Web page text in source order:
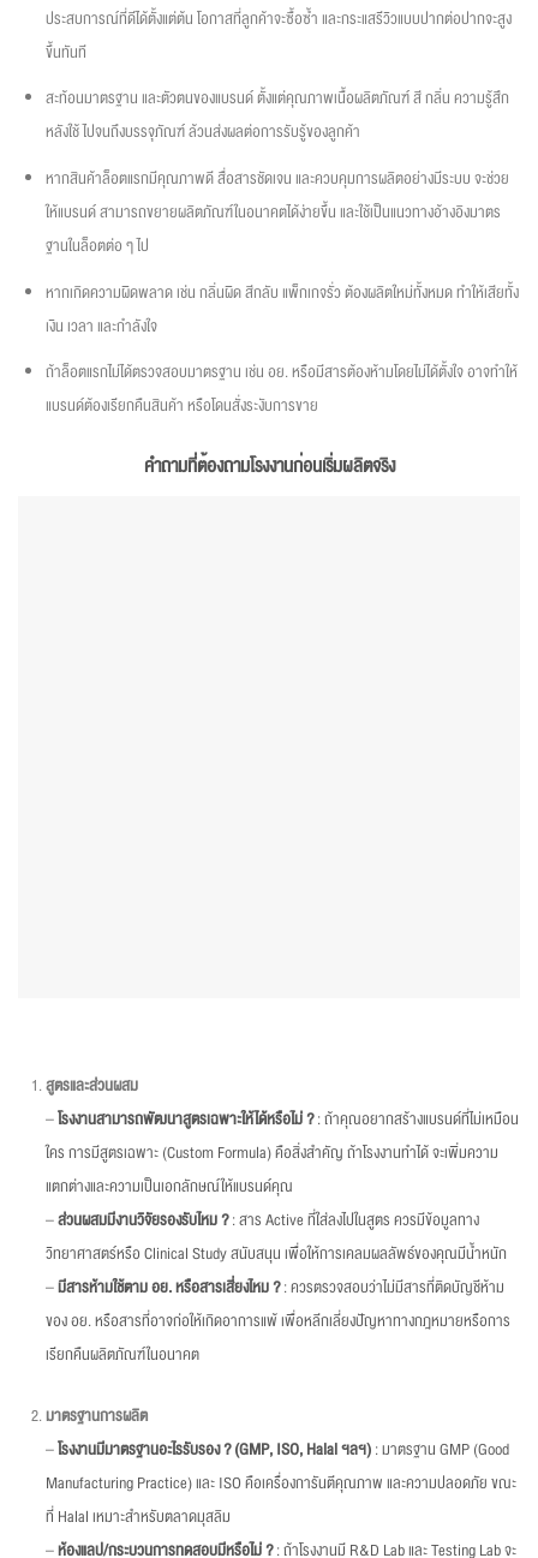
ประสบการณ์ที่ดีได้ตั้งแต่ต้น โอกาสที่ลูกค้าจะซื้อซ้ำ และกระแสรีวิวแบบปากต่อปากจะสูง
ขึ้นทันที
สะท้อนมาตรฐาน และตัวตนของแบรนด์ ตั้งแต่คุณภาพเนื้อผลิตภัณฑ์ สี กลิ่น ความรู้สึก
หลังใช้ ไปจนถึงบรรจุภัณฑ์ ล้วนส่งผลต่อการรับรู้ของลูกค้า
หากสินค้าล็อตแรกมีคุณภาพดี สื่อสารชัดเจน และควบคุมการผลิตอย่างมีระบบ จะช่วย
ให้แบรนด์ สามารถขยายผลิตภัณฑ์ในอนาคตได้ง่ายขึ้น และใช้เป็นแนวทางอ้างอิงมาตร
ฐานในล็อตต่อ ๆ ไป
หากเกิดความผิดพลาด เช่น กลิ่นผิด สีกลับ แพ็กเกจรั่ว ต้องผลิตใหม่ทั้งหมด ทำให้เสียทั้ง
เงิน เวลา และกำลังใจ
ถ้าล็อตแรกไม่ได้ตรวจสอบมาตรฐาน เช่น อย. หรือมีสารต้องห้ามโดยไม่ได้ตั้งใจ อาจทำให้
แบรนด์ต้องเรียกคืนสินค้า หรือโดนสั่งระงับการขาย
คำถามที่ต้องถามโรงงานก่อนเริ่มผลิตจริง
สูตรและส่วนผสม
–โรงงานสามารถพัฒนาสูตรเฉพาะให้ได้หรือไม่?: ถ้าคุณอยากสร้างแบรนด์ที่ไม่เหมือน
ใคร การมีสูตรเฉพาะ (Custom Formula) คือสิ่งสำคัญ ถ้าโรงงานทำได้ จะเพิ่มความ
แตกต่างและความเป็นเอกลักษณ์ให้แบรนด์คุณ
–ส่วนผสมมีงานวิจัยรองรับไหม ?: สาร Active ที่ใส่ลงไปในสูตร ควรมีข้อมูลทาง
วิทยาศาสตร์หรือ Clinical Study สนับสนุน เพื่อให้การเคลมผลลัพธ์ของคุณมีน้ำหนัก
–มีสารห้ามใช้ตาม อย. หรือสารเสี่ยงไหม?: ควรตรวจสอบว่าไม่มีสารที่ติดบัญชีห้าม
ของ อย. หรือสารที่อาจก่อให้เกิดอาการแพ้ เพื่อหลีกเลี่ยงปัญหาทางกฎหมายหรือการ
เรียกคืนผลิตภัณฑ์ในอนาคต
มาตรฐานการผลิต
–โรงงานมีมาตรฐานอะไรรับรอง? (GMP, ISO, Halal ฯลฯ): มาตรฐาน GMP (Good
Manufacturing Practice) และ ISO คือเครื่องการันตีคุณภาพ และความปลอดภัย ขณะ
ที่ Halal เหมาะสำหรับตลาดมุสลิม
–ห้องแลป/กระบวนการทดสอบมีหรือไม่?: ถ้าโรงงานมี R&D Lab และ Testing Lab จะ